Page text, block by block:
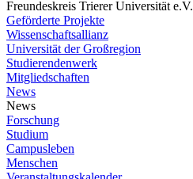
Freundeskreis Trierer Universität e.V.
Geförderte Projekte
Wissenschaftsallianz
Universität der Großregion
Studierendenwerk
Mitgliedschaften
News
News
Forschung
Studium
Campusleben
Menschen